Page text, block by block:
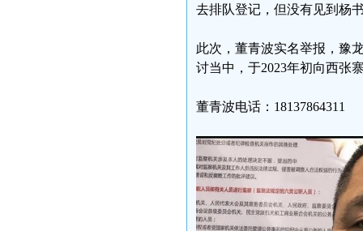
去排队登记，但没有见到杨
此次，董青波实名举报，豫
讨当中，于2023年初向西张
董青波电话：18137864311